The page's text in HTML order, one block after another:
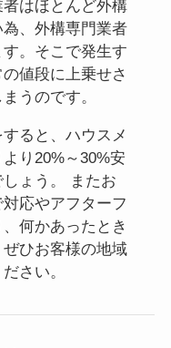
はほとんど外構
、外構専門業者
。そこで発生す
値段に上乗せさ
うのです。
ると、ハウスメ
り20%～30%安
ょう。 またお
応やアフターフ
何かあったとき
ひお客様の地域
さい。